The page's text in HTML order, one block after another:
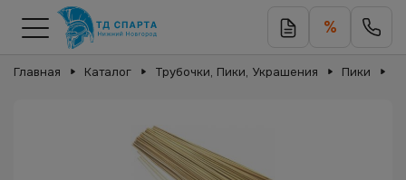
%
Главная Каталог Трубочки, Пики, Украшения Пики